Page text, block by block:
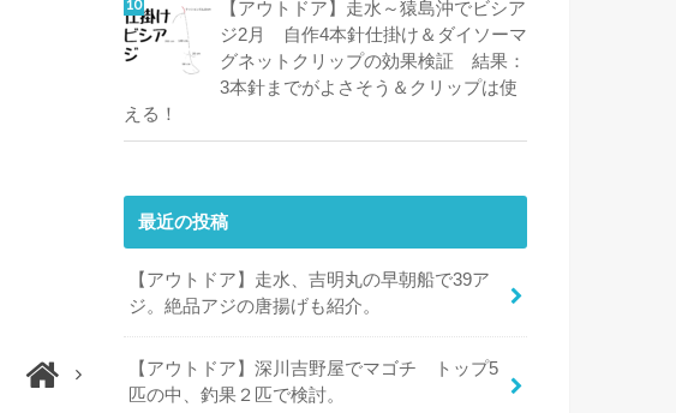
【アウトドア】走水～猿島沖でビシア
ジ2月 自作4本針仕掛け＆ダイソーマ
グネットクリップの効果検証 結果：
3本針までがよさそう＆クリップは使
える！
最近の投稿
【アウトドア】走水、吉明丸の早朝船で39ア
ジ。絶品アジの唐揚げも紹介。
【アウトドア】深川吉野屋でマゴチ トップ5
匹の中、釣果２匹で検討。